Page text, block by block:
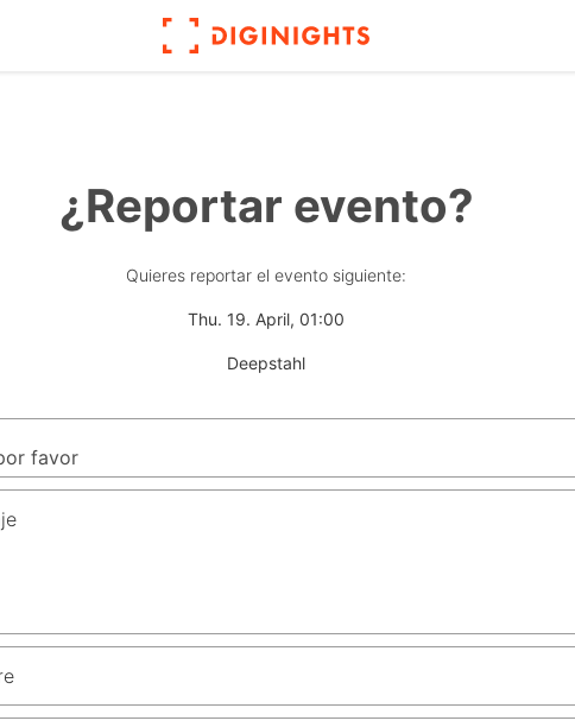
¿Reportar evento?
Quieres reportar el evento siguiente:
Thu. 19. April, 01:00
Deepstahl